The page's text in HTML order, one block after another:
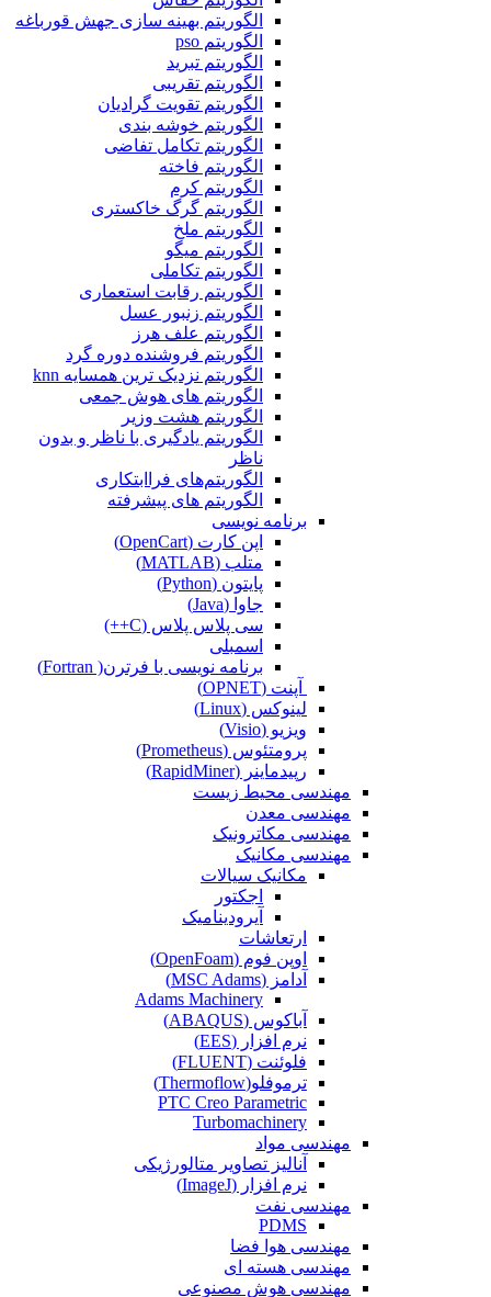
الگوریتم بهینه سازی جهش قورباغه
الگوریتم pso
الگوریتم تبرید
الگوریتم تقریبی
الگوریتم تقویت گرادیان
الگوریتم خوشه بندی
الگوریتم تکامل تفاضی
الگوریتم فاخته
الگوریتم کرم
الگوریتم گرگ خاکستری
الگوریتم ملخ
الگوریتم میگو
الگوریتم تکاملی
الگوریتم رقابت استعماری
الگوریتم زنبور عسل
الگوریتم علف هرز
الگوریتم فروشنده دوره گرد
الگوریتم نزدیک ترین همسایه knn
الگوریتم های هوش جمعی
الگوریتم هشت وزیر
الگوریتم یادگیری با ناظر و بدون
ناظر
الگوریتم‌های فراابتکاری
الگوریتم های پیشرفته
برنامه نویسی
اپن کارت (OpenCart)
متلب (MATLAB)
پایتون (Python)
جاوا (Java)
سی پلاس پلاس (C++)
اسمبلی
برنامه نویسی با فرترن( Fortran)
آپنت (OPNET)
لینوکس (Linux)
ویزیو (Visio)
پرومتئوس (Prometheus)
رپیدماینر (RapidMiner)
مهندسی محیط زیست
مهندسی معدن
مهندسی مکاترونیک
مهندسی مکانیک
مکانیک سیالات
اجکتور
آیرودینامیک
ارتعاشات
اوپن فوم (OpenFoam)
آدامز (MSC Adams)
Adams Machinery
آباکوس (ABAQUS)
نرم افزار (EES)
فلوئنت (FLUENT)
ترموفلو(Thermoflow)
PTC Creo Parametric
Turbomachinery
مهندسی مواد
آنالیز تصاویر متالورژیکی
نرم افزار (ImageJ)
مهندسی نفت
PDMS
مهندسی هوا فضا
مهندسی هسته ای
مهندسی هوش مصنوعی